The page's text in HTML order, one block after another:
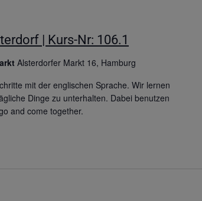
| Kurs-Nr: 106.1
Alsterdorfer Markt 16, Hamburg
mit der englischen Sprache. Wir lernen
Dinge zu unterhalten. Dabei benutzen
and come together.